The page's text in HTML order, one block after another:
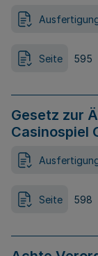
Seite 595
Gesetz zur
Casinospiel
Seite 598